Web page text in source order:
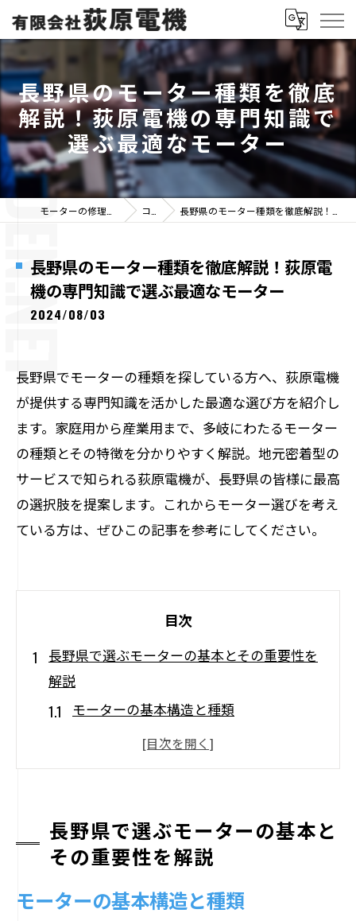
長野県のモーター種類を徹底
解説！荻原電機の専門知識で
選ぶ最適なモーター
コラム 長野県のモーター種類を徹底解説！荻原電機の専門知識で選ぶ最適なモーター
長野県のモーター種類を徹底解説！荻原電
機の専門知識で選ぶ最適なモーター
2024/08/03
長野県でモーターの種類を探している方へ、荻原電機
が提供する専門知識を活かした最適な選び方を紹介し
ます。家庭用から産業用まで、多岐にわたるモーター
の種類とその特徴を分かりやすく解説。地元密着型の
サービスで知られる荻原電機が、長野県の皆様に最高
の選択肢を提案します。これからモーター選びを考え
ている方は、ぜひこの記事を参考にしてください。
目次
長野県で選ぶモーターの基本とその重要性を
解説
モーターの基本構造と種類
長野県の産業におけるモーターの役割
エネルギー効率の高いモーターの選び方
モーターの寿命とメンテナンスの重要性
地域特性を考慮したモーター選びのポイ
家庭用モーターの選び方長野県の気候に合わ
長野県で選ぶモーターの基本と
その重要性を解説
モーターの基本構造と種類